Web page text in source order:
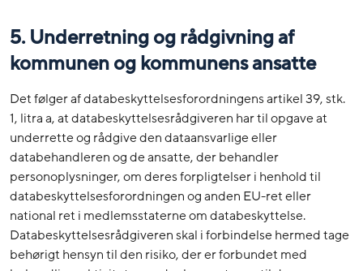
5. Underretning og rådgivning af
kommunen og kommunens ansatte
Det følger af databeskyttelsesforordningens artikel 39, stk.
1, litra a, at databeskyttelsesrådgiveren har til opgave at
underrette og rådgive den dataansvarlige eller
databehandleren og de ansatte, der behandler
personoplysninger, om deres forpligtelser i henhold til
databeskyttelsesforordningen og anden EU-ret eller
national ret i medlemsstaterne om databeskyttelse.
Databeskyttelsesrådgiveren skal i forbindelse hermed tage
behørigt hensyn til den risiko, der er forbundet med